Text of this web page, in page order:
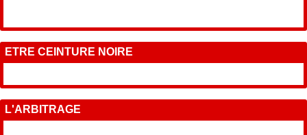
ETRE CEINTURE NOIRE
L'ARBITRAGE